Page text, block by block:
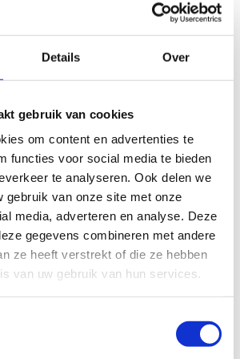
Details Over
gebruik van cookies
om content en advertenties te
functies voor social media te bieden
te analyseren. Ook delen we
gebruik van onze site met onze
media, adverteren en analyse. Deze
gegevens combineren met andere
ze heeft verstrekt of die ze hebben
van uw gebruik van hun services.
over drop-